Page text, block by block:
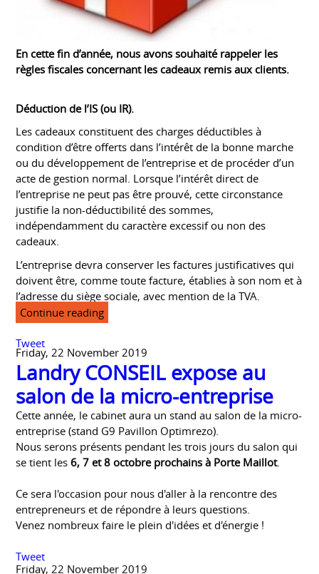
règles fiscales concernant les cadeaux remis aux clients.
Déduction de l’IS (ou IR).
Les cadeaux constituent des charges déductibles à
condition d’être offerts dans l’intérêt de la bonne marche
ou du développement de l’entreprise et de procéder d’un
acte de gestion normal. Lorsque l’intérêt direct de
l’entreprise ne peut pas être prouvé, cette circonstance
justifie la non-déductibilité des sommes,
indépendamment du caractère excessif ou non des
cadeaux.
L’entreprise devra conserver les factures justificatives qui
doivent être, comme toute facture, établies à son nom et à
Continue reading
Tweet
Friday, 22 November 2019
Landry CONSEIL expose au
salon de la micro-entreprise
Cette année, le cabinet aura un stand au salon de la micro-
entreprise (stand G9 Pavillon Optimrezo).
Nous serons présents pendant les trois jours du salon qui
se tient les 6, 7 et 8 octobre prochains à Porte Maillot
Ce sera l'occasion pour nous d'aller à la rencontre des
entrepreneurs et de répondre à leurs questions.
Venez nombreux faire le plein d'idées et d'énergie !